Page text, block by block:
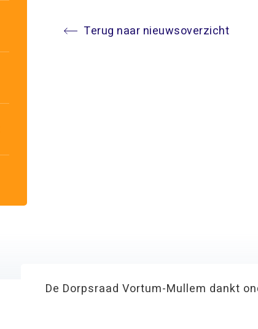
Terug naar nieuwsoverzicht
De Dorpsraad Vortum-Mullem dankt